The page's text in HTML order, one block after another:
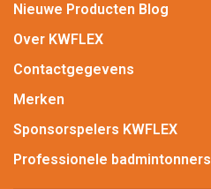
Nieuwe Producten Blog
Over KWFLEX
Contactgegevens
Merken
Sponsorspelers KWFLEX
Professionele badmintonners